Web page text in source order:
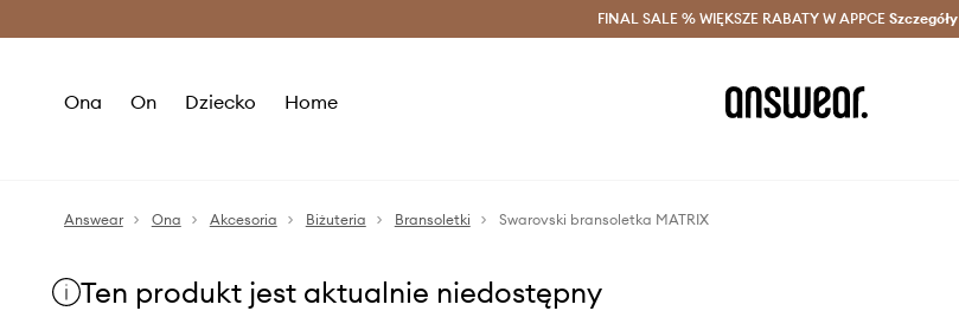
Oszczędzaj z Answear Club > Dostawa nawet w 24h >
FINAL SALE % WIĘKSZE RABATY W APPCE Szczegóły
Ona On Dziecko Home
Answear Ona Akcesoria Biżuteria Bransoletki Swarovski bransoletka MATRIX
Ten produkt jest aktualnie niedostępny